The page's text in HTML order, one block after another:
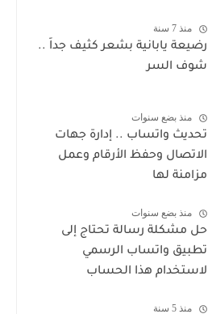
منذ 7 سنة
رضيعة يابانية بشعر كثيف جداً ..
شوف السر
منذ بضع سنوات
تحديث واتساب .. إدارة جهات
الاتصال وحفظ الأرقام وعمل
مزامنة لها
منذ بضع سنوات
حل مشكلة رسالة تحتاج إلى
تطبيق واتساب الرسمي
لاستخدام هذا الحساب
منذ 5 سنة